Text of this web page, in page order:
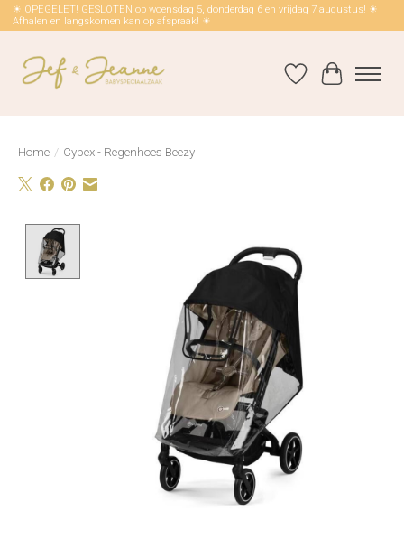
☀ OPEGELET! GESLOTEN op woensdag 5, donderdag 6 en vrijdag 7 augustus! ☀
Afhalen en langskomen kan op afspraak! ☀
Verlanglijst
Home / Cybex - Regenhoes Beezy